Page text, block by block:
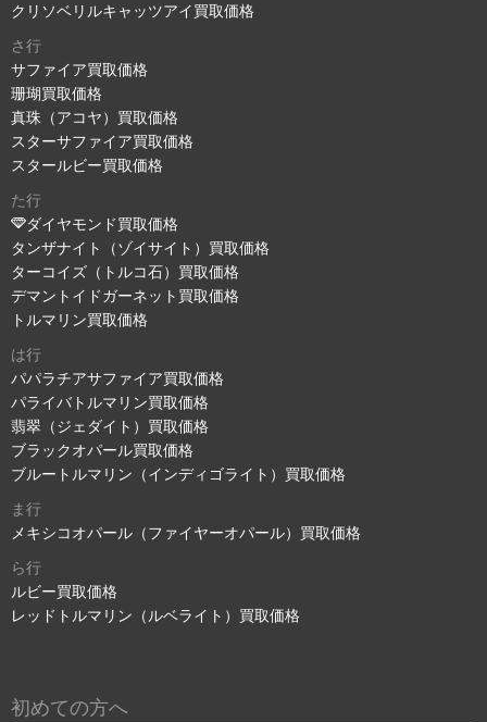
クリソベリルキャッツアイ買取価格
さ行
サファイア買取価格
珊瑚買取価格
真珠（アコヤ）買取価格
スターサファイア買取価格
スタールビー買取価格
た行
ダイヤモンド買取価格
タンザナイト（ゾイサイト）買取価格
ターコイズ（トルコ石）買取価格
デマントイドガーネット買取価格
トルマリン買取価格
は行
パパラチアサファイア買取価格
パライバトルマリン買取価格
翡翠（ジェダイト）買取価格
ブラックオパール買取価格
ブルートルマリン（インディゴライト）買取価格
ま行
メキシコオパール（ファイヤーオパール）買取価格
ら行
ルビー買取価格
レッドトルマリン（ルベライト）買取価格
初めての方へ